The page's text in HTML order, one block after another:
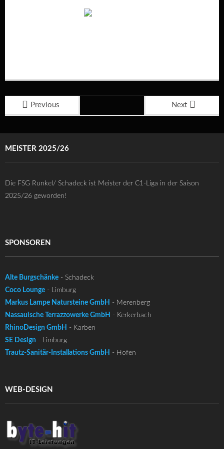
Previous Next
MEISTER 2025/26
Die FSG Runkel/ Schadeck ist Meister der C1-Liga in der Saison
2025/26 geworden!
SPONSOREN
Alte Burgschänke - Schadeck
Coco Lounge - Limburg
Markus Lampe Natursteine GmbH - Merenberg
Nassauische Terrazzowerke GmbH - Kerkerbach
RhinoDesign GmbH - Karben
SE Design - Limburg
Trautz-Sanitär-Installations GmbH - Hofen
WEB-DESIGN